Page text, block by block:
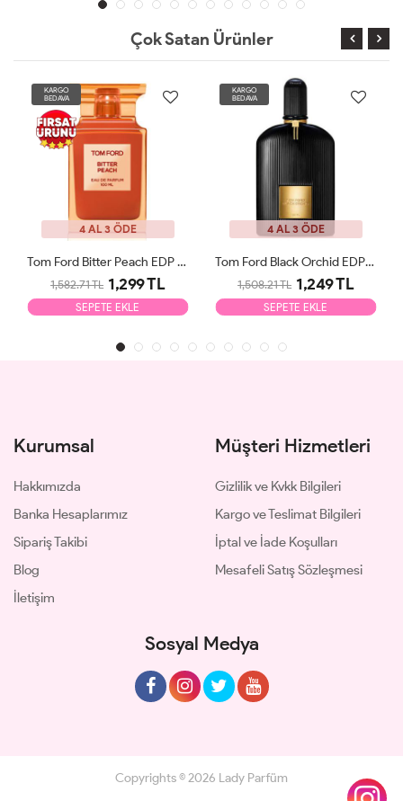
Çok Satan Ürünler
KARGO
BEDAVA
4 AL 3 ÖDE
Tom Ford Bitter Peach EDP 100ml Unisex Parfüm Tester
1,582.71 TL 1,299 TL
SEPETE EKLE
KARGO
BEDAVA
4 AL 3 ÖDE
Tom Ford Black Orchid EDP 100ml Unisex Parfüm Tester
1,508.21 TL 1,249 TL
SEPETE EKLE
Kurumsal
Hakkımızda
Banka Hesaplarımız
Sipariş Takibi
Blog
İletişim
Müşteri Hizmetleri
Gizlilik ve Kvkk Bilgileri
Kargo ve Teslimat Bilgileri
İptal ve İade Koşulları
Mesafeli Satış Sözleşmesi
Sosyal Medya
Copyrights © 2026 Lady Parfüm